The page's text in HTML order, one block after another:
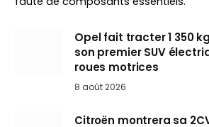
Opel fait tracter 1 350
son premier SUV
roues motrices
8 août 2026
Citroën montrera sa